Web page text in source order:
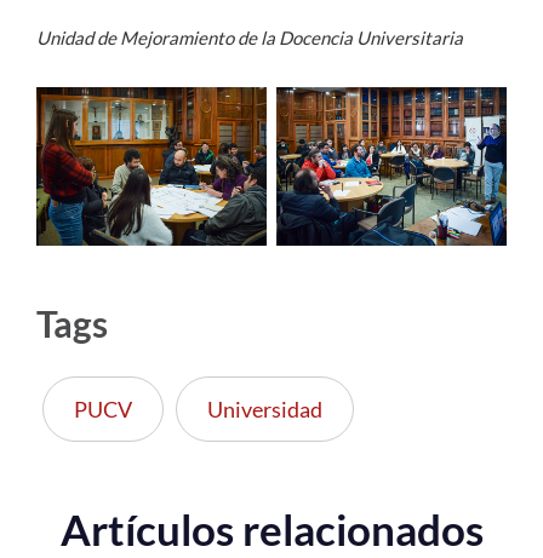
Unidad de Mejoramiento de la Docencia Universitaria
Tags
PUCV Universidad
Artículos relacionados